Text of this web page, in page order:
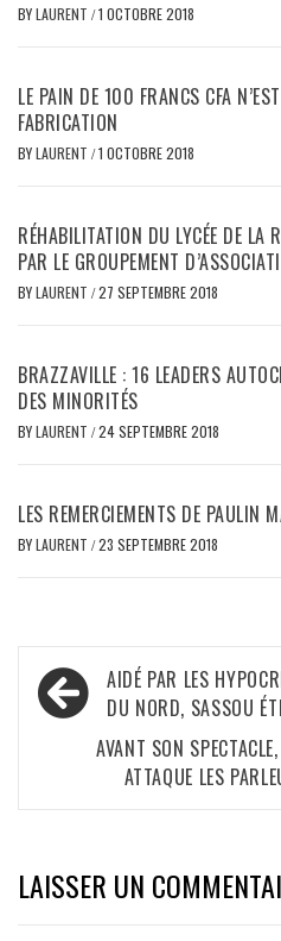
BYLAURENT /1 OCTOBRE 2018
LE PAIN DE 100 FRANCS CFA
FABRICATION
BYLAURENT /1 OCTOBRE 2018
RÉHABILITATION DU LYCÉE DE LA
PAR LE GROUPEMENT
BYLAURENT /27 SEPTEMBRE 2018
BRAZZAVILLE : 16 LEADERS
DES MINORITÉS
BYLAURENT /24 SEPTEMBRE 2018
LES REMERCIEMENTS DE PAULIN
BYLAURENT /23 SEPTEMBRE 2018
Navigation
de
l’article
AIDÉ PAR LES
DU NORD, SASSOU
AVANT SON
ATTAQUE LES
LAISSER UN